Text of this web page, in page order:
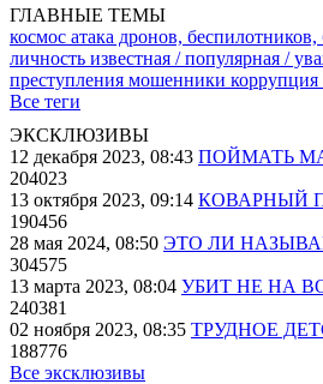
ГЛАВНЫЕ ТЕМЫ
космос атака дронов, беспилотников,
личность известная / популярная /
преступления мошенники коррупция
Все теги
ЭКСКЛЮЗИВЫ
12 декабря 2023, 08:43 ПОЙМАТЬ
204023
13 октября 2023, 09:14 КОВАРНЫЙ
190456
28 мая 2024, 08:50 ЭТО ЛИ
304575
13 марта 2023, 08:04 УБИТ НЕ НА
240381
02 ноября 2023, 08:35 ТРУДНОЕ
188776
Все эксклюзивы